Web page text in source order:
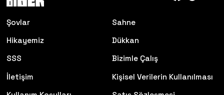
Şovlar
Sahne
Hikayemiz
Dükkan
SSS
Bizimle Çalış
İletişim
Kişisel Verilerin Kullanılması